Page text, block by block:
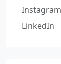
Instagram
LinkedIn